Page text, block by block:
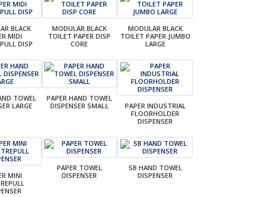
BLACK
MIDI
DISP
MODULAR BLACK
TOILET PAPER DISP
CORE
MODULAR BLACK
TOILET PAPER JUMBO
LARGE
TOWEL
LARGE
PAPER HAND TOWEL
DISPENSER SMALL
PAPER INDUSTRIAL
FLOORHOLDER
DISPENSER
MINI
PAPER TOWEL
DISPENSER
SB HAND TOWEL
DISPENSER